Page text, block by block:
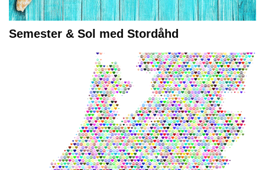
Semester & Sol med Stordåhd